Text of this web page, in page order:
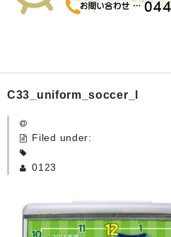
HOME
卒園記念品
カード付フォトフレームクロック
C33_uniform_soccer_l
Filed under:
0123